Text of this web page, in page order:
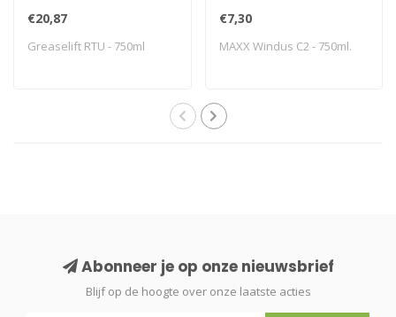
€20,87
Greaselift RTU - 750ml
€7,30
MAXX Windus C2 - 750ml.
Abonneer je op onze nieuwsbrief
Blijf op de hoogte over onze laatste acties